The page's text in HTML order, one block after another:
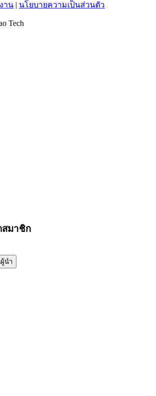
าน นโยบายความเป็นส่วนตัว
Tech
สมาชิก
นำ